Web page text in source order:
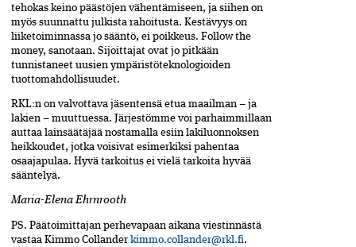
tehokas­ keino päästöjen vähentämiseen, ja siihen on
myös suunnattu julkista rahoitusta. Kestävyys on
liiketoiminnassa jo sääntö, ei poikkeus. Follow the
money, sanotaan. Sijoittajat ovat jo pitkään
tunnistaneet uusien­ ympäristö­teknologioiden
tuottomahdollisuudet.
RKL:n on valvottava jäsentensä etua maailman – ja
lakien – muuttuessa. Järjestömme voi parhaimmillaan
auttaa lainsäätäjää nostamalla esiin lakiluonnoksen
heikkoudet, jotka voisivat esimerkiksi pahentaa
osaajapulaa. Hyvä tarkoitus ei vielä tarkoita hyvää
sääntelyä.
Maria-Elena Ehrnrooth
PS. Päätoimittajan perhe­vapaan aikana viestinnästä
vastaa Kimmo Collander kimmo.collander@rkl.fi.